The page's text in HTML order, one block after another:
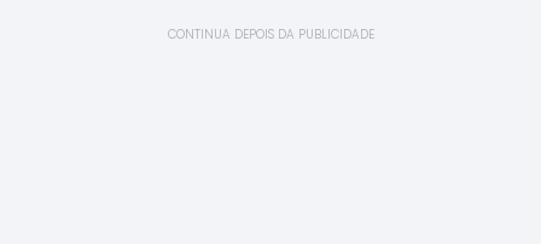
CONTINUA DEPOIS DA PUBLICIDADE